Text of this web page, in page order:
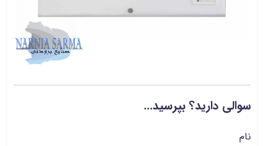
سوالی دارید؟ بپرسید...
نام